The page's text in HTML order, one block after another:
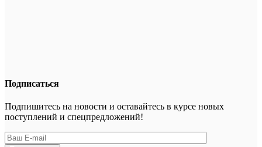
Подписаться
Подпишитесь на новости и оставайтесь в курсе новых
поступлений и спецпредложений!